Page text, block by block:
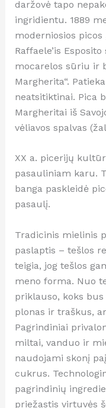
daržovė tapo
ingridientu. 1889
moderniosios
Raffaele’is
mocarelos sūriu ir
Margherita“.
neatsitiktinai. Pica
Margheritai iš
vėliavos spalvas
XX a. picerijų
pasauliniam karu.
banga paskleidė
pasaulį.
Tradicinis mielinis
paslaptis – tešlos
teigia, jog tešlos
meno forma. Nuo
priklauso, koks
plonas ir traškus,
Pagrindiniai
miltai, vanduo ir
naudojami skonį
cukrus.
pagrindinių
priežastis virtuvės